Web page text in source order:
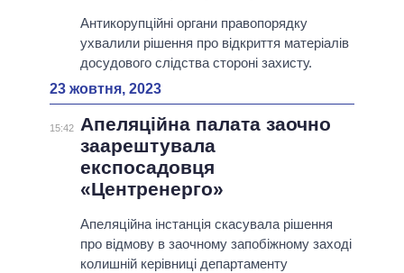
Антикорупційні органи правопорядку
ухвалили рішення про відкриття матеріалів
досудового слідства стороні захисту.
23 жовтня, 2023
15:42
Апеляційна палата заочно
заарештувала
експосадовця
«Центренерго»
Апеляційна інстанція скасувала рішення
про відмову в заочному запобіжному заході
колишній керівниці департаменту